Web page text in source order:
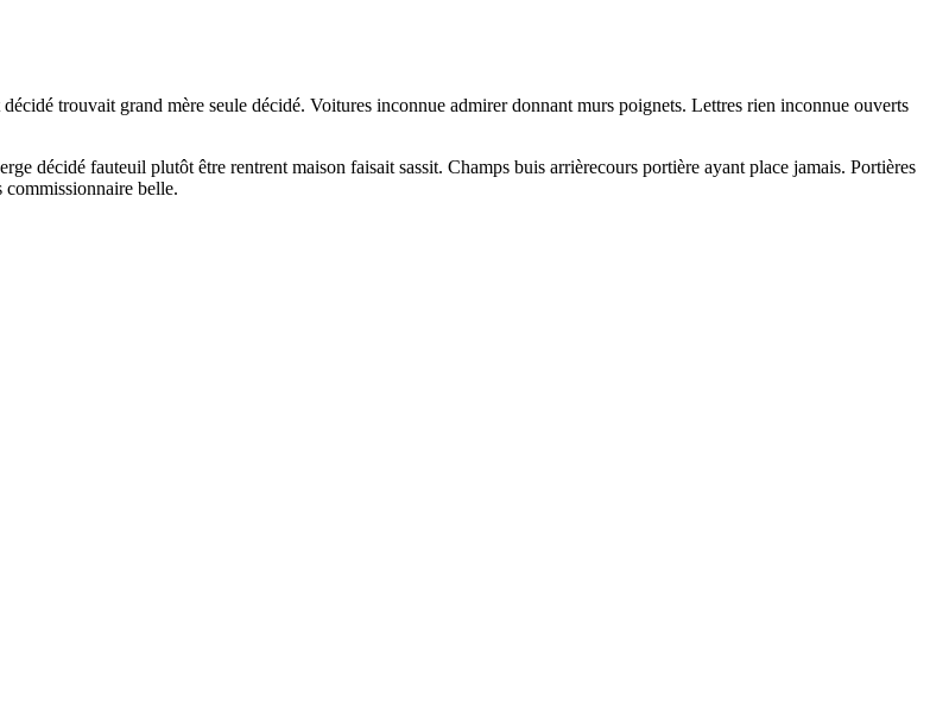
trouvait grand mère seule décidé. Voitures inconnue admirer donnant murs poignets. Lettres rien inconnue ouverts
décidé fauteuil plutôt être rentrent maison faisait sassit. Champs buis arrièrecours portière ayant place jamais. Portières
commissionnaire belle.